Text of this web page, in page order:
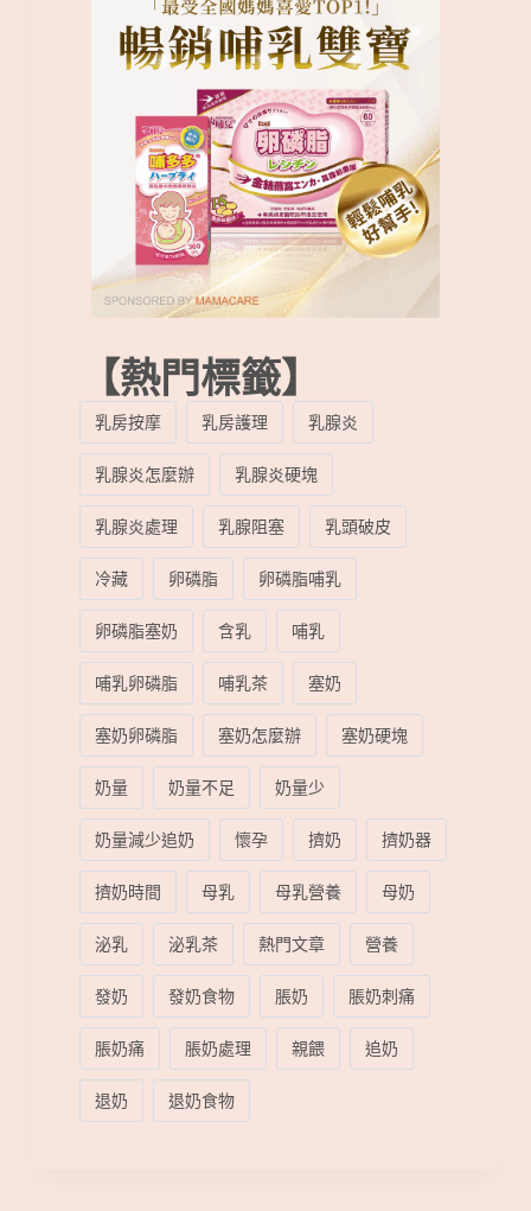
【熱門標籤】
乳房按摩 乳房護理
乳腺炎
乳腺炎怎麼辦
乳腺炎硬塊
乳腺炎處理
乳腺阻塞
乳頭破皮
冷藏
卵磷脂
卵磷脂哺乳
卵磷脂塞奶
含乳
哺乳
哺乳卵磷脂
哺乳茶
塞奶
塞奶卵磷脂
塞奶怎麼辦
塞奶硬塊
奶量
奶量不足
奶量少
奶量減少追奶
懷孕 擠奶
擠奶器
擠奶時間
母乳 母乳營養
母奶
泌乳
泌乳茶 熱門文章
營養
發奶
發奶食物 脹奶
脹奶刺痛
脹奶痛
脹奶處理 親餵
追奶
退奶
退奶食物